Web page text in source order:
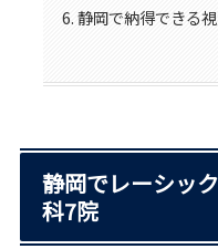
静岡で納得できる
静岡でレーシッ
科7院